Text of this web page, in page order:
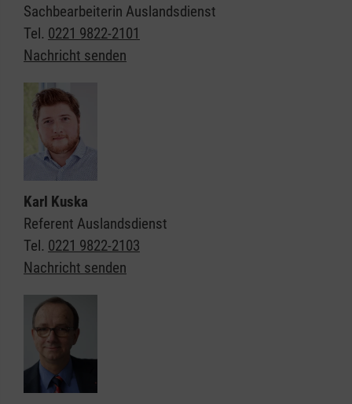
Sachbearbeiterin Auslandsdienst
Tel. 0221 9822-2101
Nachricht senden
Karl Kuska
Referent Auslandsdienst
Tel. 0221 9822-2103
Nachricht senden